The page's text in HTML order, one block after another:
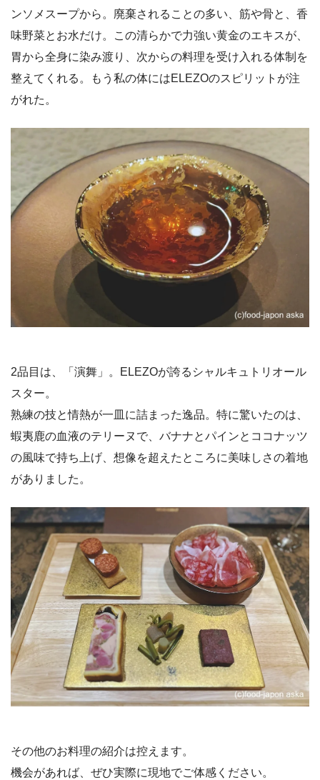
ンソメスープから。廃棄されることの多い、筋や骨と、香
味野菜とお水だけ。この清らかで力強い黄金のエキスが、
胃から全身に染み渡り、次からの料理を受け入れる体制を
整えてくれる。もう私の体にはELEZOのスピリットが注
がれた。
2品目は、「演舞」。ELEZOが誇るシャルキュトリオール
スター。
熟練の技と情熱が一皿に詰まった逸品。特に驚いたのは、
蝦夷鹿の血液のテリーヌで、バナナとパインとココナッツ
の風味で持ち上げ、想像を超えたところに美味しさの着地
がありました。
その他のお料理の紹介は控えます。
機会があれば、ぜひ実際に現地でご体感ください。